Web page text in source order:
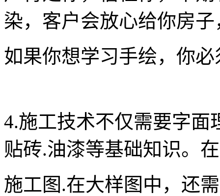
染，客户会放心给你房
如果你想学习手绘，你
4.施工技术不仅需要字面
贴砖.油漆等基础知识。
施工图.在大样图中，还